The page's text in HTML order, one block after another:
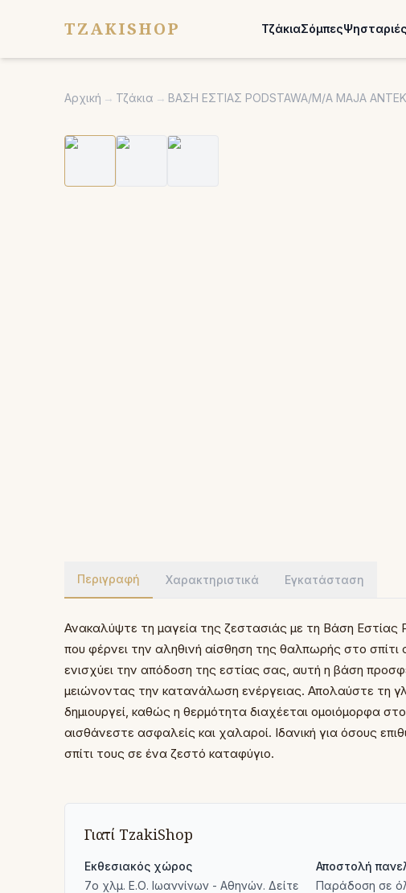
TZAKISHOP ΤζάκιαΣόμπεςΨησταριές
Αρχική → Τζάκια → ΒΑΣΗ ΕΣΤΙΑΣ PODSTAWA/M/A MAJA ANTEK
Περιγραφή Χαρακτηριστικά Εγκατάσταση
Ανακαλύψτε τη μαγεία της ζεστασιάς με τη Βάση Εστίας
που φέρνει την αληθινή αίσθηση της θαλπωρής στο
ενισχύει την απόδοση της εστίας σας, αυτή η βάση
μειώνοντας την κατανάλωση ενέργειας. Απολαύστε τη
δημιουργεί, καθώς η θερμότητα διαχέεται ομοιόμορφα
αισθάνεστε ασφαλείς και χαλαροί. Ιδανική για όσους
σπίτι τους σε ένα ζεστό καταφύγιο.
Γιατί TzakiShop
Εκθεσιακός χώρος
7ο χλμ. Ε.Ο. Ιωαννίνων - Αθηνών. Δείτε
Αποστολή
Παράδοση σε